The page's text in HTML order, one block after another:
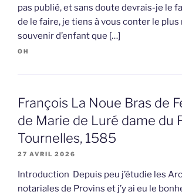
pas publié, et sans doute devrais-je le
de le faire, je tiens à vous conter le
souvenir d’enfant que […]
OH
François La Noue Bras de
de Marie de Luré dame du
Tournelles, 1585
27 AVRIL 2026
Introduction Depuis peu j’étudie les
notariales de Provins et j’y ai eu le